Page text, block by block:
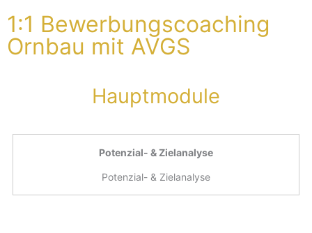
1:1 Bewerbungscoaching
Ornbau mit AVGS
Hauptmodule
Potenzial- & Zielanalyse
Potenzial- & Zielanalyse